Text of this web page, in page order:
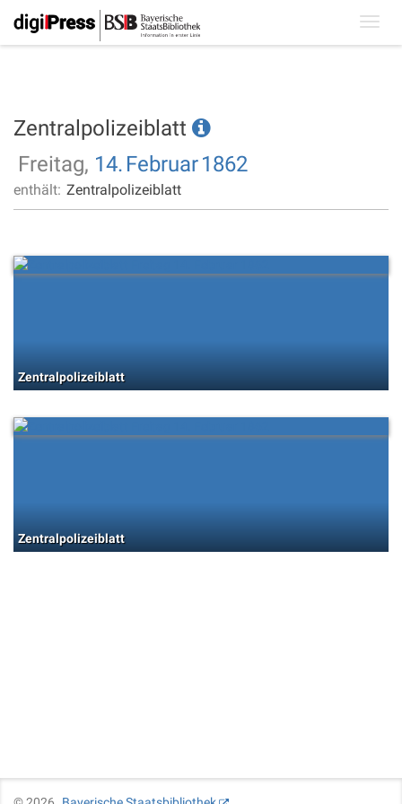
Zentralpolizeiblatt
Freitag, 14. Februar1862
enthält: Zentralpolizeiblatt
Zentralpolizeiblatt
Zentralpolizeiblatt